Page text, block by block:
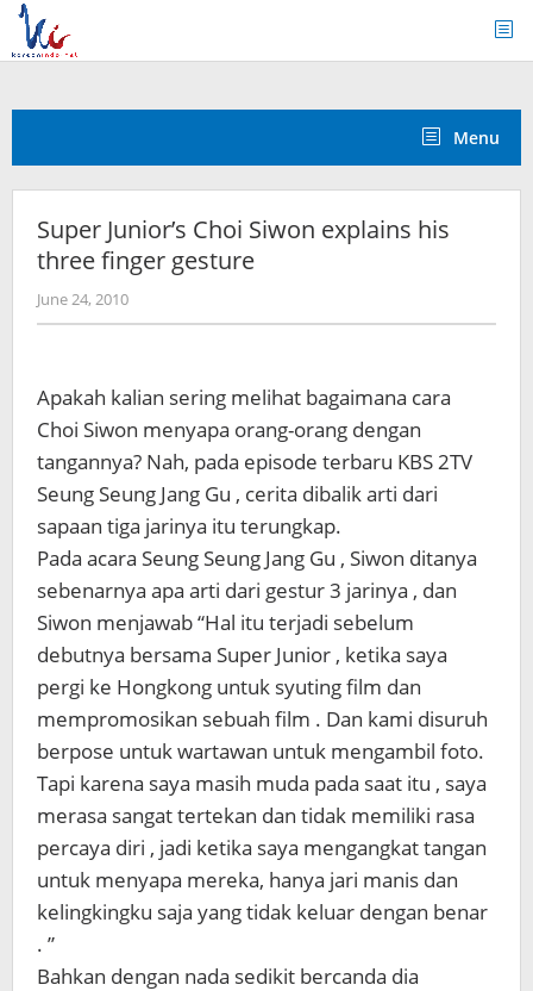
Skip
content
Menu
Super Junior’s Choi Siwon explains his
three finger gesture
June 24, 2010by
Koreanindo
Apakah kalian sering melihat bagaimana cara
Choi Siwon menyapa orang-orang dengan
tangannya? Nah, pada episode terbaru KBS 2TV
Seung Seung Jang Gu , cerita dibalik arti dari
sapaan tiga jarinya itu terungkap.
Pada acara Seung Seung Jang Gu , Siwon ditanya
sebenarnya apa arti dari gestur 3 jarinya , dan
Siwon menjawab “Hal itu terjadi sebelum
debutnya bersama Super Junior , ketika saya
pergi ke Hongkong untuk syuting film dan
mempromosikan sebuah film . Dan kami disuruh
berpose untuk wartawan untuk mengambil foto.
Tapi karena saya masih muda pada saat itu , saya
merasa sangat tertekan dan tidak memiliki rasa
percaya diri , jadi ketika saya mengangkat tangan
untuk menyapa mereka, hanya jari manis dan
kelingkingku saja yang tidak keluar dengan benar
. ”
Bahkan dengan nada sedikit bercanda dia